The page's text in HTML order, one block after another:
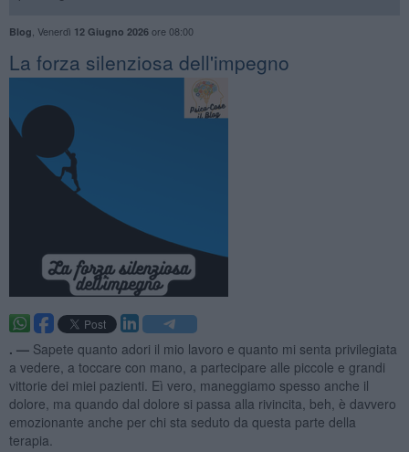
Blog Venerdì 12 Giugno 2026ore 08:00
​La forza silenziosa dell'impegno
. — Sapete quanto adori il mio lavoro e quanto mi senta privilegiata
a vedere, a toccare con mano, a partecipare alle piccole e grandi
vittorie dei miei pazienti. Eì vero, maneggiamo spesso anche il
dolore, ma quando dal dolore si passa alla rivincita, beh, è davvero
emozionante anche per chi sta seduto da questa parte della
terapia.